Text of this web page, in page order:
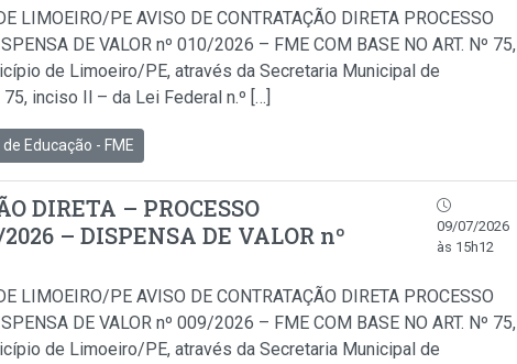
LIMOEIRO/PE AVISO DE CONTRATAÇÃO DIRETA PROCESSO
DE VALOR nº 010/2026 – FME COM BASE NO ART. Nº 75,
de Limoeiro/PE, através da Secretaria Municipal de
inciso Il – da Lei Federal n.º […]
Educação - FME
DIRETA – PROCESSO
– DISPENSA DE VALOR nº
09/07/2026
às 15h12
LIMOEIRO/PE AVISO DE CONTRATAÇÃO DIRETA PROCESSO
DE VALOR nº 009/2026 – FME COM BASE NO ART. Nº 75,
de Limoeiro/PE, através da Secretaria Municipal de